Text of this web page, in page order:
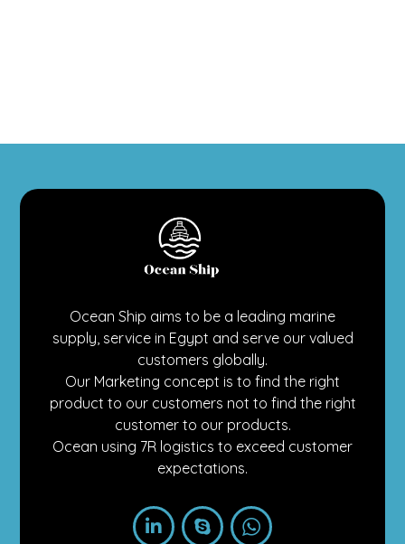
Ocean Ship aims to be a leading marine
supply, service in Egypt and serve our valued
customers globally.
Our Marketing concept is to find the right
product to our customers not to find the right
customer to our products.
Ocean using 7R logistics to exceed customer
expectations.